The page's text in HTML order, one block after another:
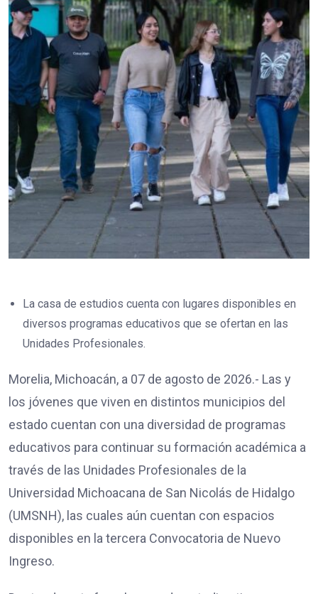
La casa de estudios cuenta con lugares disponibles en
diversos programas educativos que se ofertan en las
Unidades Profesionales.
Morelia, Michoacán, a 07 de agosto de 2026.- Las y
los jóvenes que viven en distintos municipios del
estado cuentan con una diversidad de programas
educativos para continuar su formación académica a
través de las Unidades Profesionales de la
Universidad Michoacana de San Nicolás de Hidalgo
(UMSNH), las cuales aún cuentan con espacios
disponibles en la tercera Convocatoria de Nuevo
Ingreso.